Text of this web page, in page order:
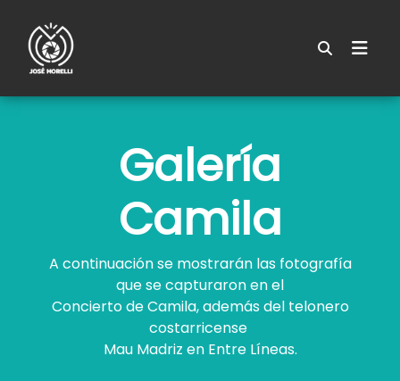
Galería
Camila
A continuación se mostrarán las fotografía
que se capturaron en el
Concierto de Camila, además del telonero
costarricense
Mau Madriz en Entre Líneas.